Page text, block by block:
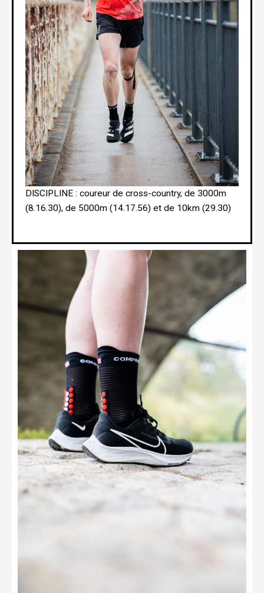
DISCIPLINE : coureur de cross-country, de 3000m
(8.16.30), de 5000m (14.17.56) et de 10km (29.30)